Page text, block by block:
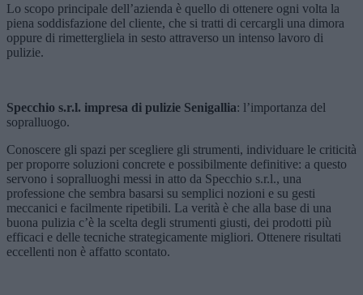
Lo scopo principale dell’azienda è quello di ottenere ogni volta la
piena soddisfazione del cliente, che si tratti di cercargli una dimora
oppure di rimettergliela in sesto attraverso un intenso lavoro di
pulizie.
Specchio s.r.l. impresa di pulizie Senigallia: l’importanza del
sopralluogo.
Conoscere gli spazi per scegliere gli strumenti, individuare le criticità
per proporre soluzioni concrete e possibilmente definitive: a questo
servono i sopralluoghi messi in atto da Specchio s.r.l., una
professione che sembra basarsi su semplici nozioni e su gesti
meccanici e facilmente ripetibili. La verità è che alla base di una
buona pulizia c’è la scelta degli strumenti giusti, dei prodotti più
efficaci e delle tecniche strategicamente migliori. Ottenere risultati
eccellenti non è affatto scontato.